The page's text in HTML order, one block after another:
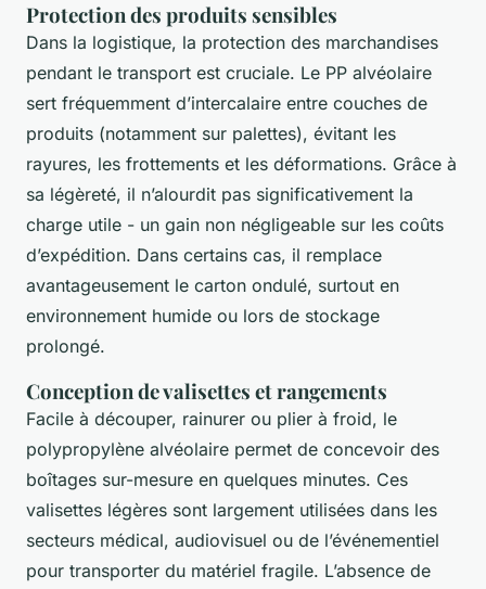
Protection des produits sensibles
Dans la logistique, la protection des marchandises
pendant le transport est cruciale. Le PP alvéolaire
sert fréquemment d’intercalaire entre couches de
produits (notamment sur palettes), évitant les
rayures, les frottements et les déformations. Grâce à
sa légèreté, il n’alourdit pas significativement la
charge utile - un gain non négligeable sur les coûts
d’expédition. Dans certains cas, il remplace
avantageusement le carton ondulé, surtout en
environnement humide ou lors de stockage
prolongé.
Conception de valisettes et rangements
Facile à découper, rainurer ou plier à froid, le
polypropylène alvéolaire permet de concevoir des
boîtages sur-mesure en quelques minutes. Ces
valisettes légères sont largement utilisées dans les
secteurs médical, audiovisuel ou de l’événementiel
pour transporter du matériel fragile. L’absence de